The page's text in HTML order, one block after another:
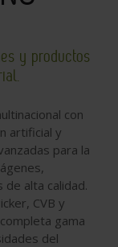
y productos
con
artificial y
para la
alta calidad.
CVB y
gama
del